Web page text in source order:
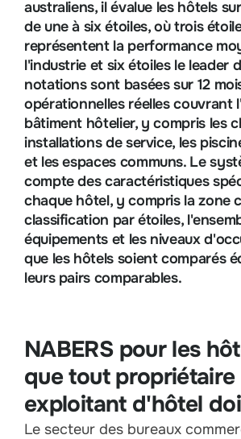
australiens, il évalue les hôtels
de une à six étoiles, où trois
représentent la performance
l'industrie et six étoiles le leader
notations sont basées sur 12
opérationnelles réelles couvrant
bâtiment hôtelier, y compris les
installations de service, les
et les espaces communs. Le
compte des caractéristiques
chaque hôtel, y compris la zone
classification par étoiles,
équipements et les niveaux
que les hôtels soient comparés
leurs pairs comparables.
NABERS pour les
que tout propriétaire
exploitant d'hôtel
Le secteur des bureaux